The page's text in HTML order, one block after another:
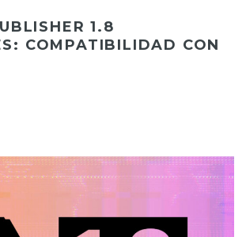
1.8
COMPATIBILIDAD CON